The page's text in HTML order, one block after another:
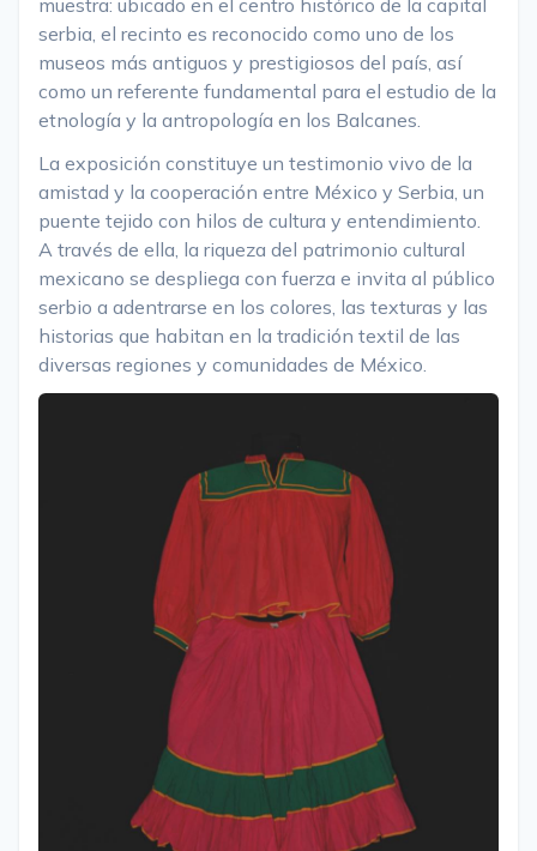
serbia, el recinto es reconocido como uno de los
museos más antiguos y prestigiosos del país, así
como un referente fundamental para el estudio de la
etnología y la antropología en los Balcanes.
La exposición constituye un testimonio vivo de la
amistad y la cooperación entre México y Serbia, un
puente tejido con hilos de cultura y entendimiento.
A través de ella, la riqueza del patrimonio cultural
mexicano se despliega con fuerza e invita al público
serbio a adentrarse en los colores, las texturas y las
historias que habitan en la tradición textil de las
diversas regiones y comunidades de México.